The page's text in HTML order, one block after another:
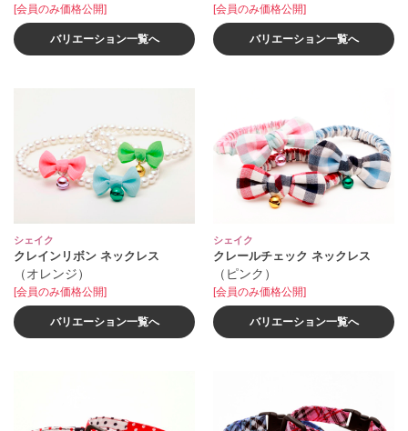
[会員のみ価格公開]
バリエーション一覧へ
[会員のみ価格公開]
バリエーション一覧へ
シェイク
クレインリボン ネックレス
（オレンジ）
[会員のみ価格公開]
バリエーション一覧へ
シェイク
クレールチェック ネックレス
（ピンク）
[会員のみ価格公開]
バリエーション一覧へ